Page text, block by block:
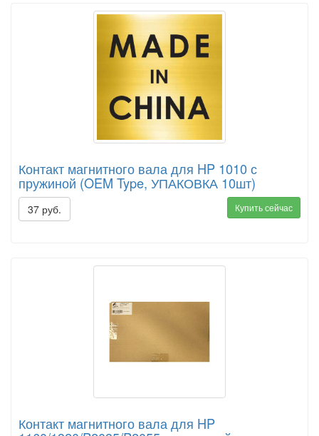
Контакт магнитного вала для HP 1010 с
пружиной (OEM Type, УПАКОВКА 10шт)
37 руб. Купить сейчас
Контакт магнитного вала для HP